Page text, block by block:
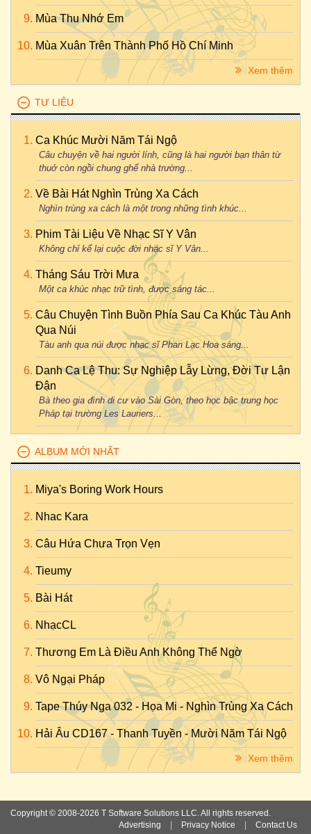
Mùa Thu Nhớ Em
Mùa Xuân Trên Thành Phố Hồ Chí Minh
Xem thêm
TƯ LIỆU
Ca Khúc Mười Năm Tái Ngộ
Câu chuyện về hai người lính, cũng là hai người bạn thân từ
thuở còn ngồi chung ghế nhà trường...
Về Bài Hát Nghìn Trùng Xa Cách
Nghìn trùng xa cách là một trong những tình khúc...
Phim Tài Liệu Về Nhạc Sĩ Y Vân
Không chỉ kể lại cuộc đời nhạc sĩ Y Vân...
Tháng Sáu Trời Mưa
Một ca khúc nhạc trữ tình, được sáng tác...
Câu Chuyện Tình Buồn Phía Sau Ca Khúc Tàu Anh
Qua Núi
Tàu anh qua núi được nhạc sĩ Phan Lạc Hoa sáng...
Danh Ca Lệ Thu: Sự Nghiệp Lẫy Lừng, Đời Tư Lận
Đận
Bà theo gia đình di cư vào Sài Gòn, theo học bậc trung học
Pháp tại trường Les Lauriers...
ALBUM MỚI NHẤT
Miya's Boring Work Hours
Nhac Kara
Câu Hứa Chưa Trọn Vẹn
Tieumy
Bài Hát
NhạcCL
Thương Em Là Điều Anh Không Thể Ngờ
Vô Ngại Pháp
Tape Thúy Nga 032 - Họa Mi - Nghìn Trùng Xa Cách
Hải Âu CD167 - Thanh Tuyền - Mười Năm Tái Ngộ
Xem thêm
Copyright © 2008-2026 T Software Solutions LLC. All rights reserved.
Advertising
Privacy Notice Contact Us